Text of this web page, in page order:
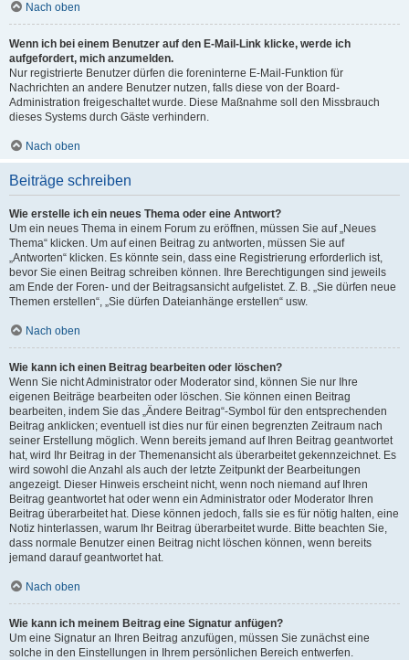
Nach oben
Wenn ich bei einem Benutzer auf den E-Mail-Link klicke, werde ich
aufgefordert, mich anzumelden.
Nur registrierte Benutzer dürfen die foreninterne E-Mail-Funktion für
Nachrichten an andere Benutzer nutzen, falls diese von der Board-
Administration freigeschaltet wurde. Diese Maßnahme soll den Missbrauch
dieses Systems durch Gäste verhindern.
Nach oben
Beiträge schreiben
Wie erstelle ich ein neues Thema oder eine Antwort?
Um ein neues Thema in einem Forum zu eröffnen, müssen Sie auf „Neues
Thema“ klicken. Um auf einen Beitrag zu antworten, müssen Sie auf
„Antworten“ klicken. Es könnte sein, dass eine Registrierung erforderlich ist,
bevor Sie einen Beitrag schreiben können. Ihre Berechtigungen sind jeweils
am Ende der Foren- und der Beitragsansicht aufgelistet. Z. B. „Sie dürfen neue
Themen erstellen“, „Sie dürfen Dateianhänge erstellen“ usw.
Nach oben
Wie kann ich einen Beitrag bearbeiten oder löschen?
Wenn Sie nicht Administrator oder Moderator sind, können Sie nur Ihre
eigenen Beiträge bearbeiten oder löschen. Sie können einen Beitrag
bearbeiten, indem Sie das „Ändere Beitrag“-Symbol für den entsprechenden
Beitrag anklicken; eventuell ist dies nur für einen begrenzten Zeitraum nach
seiner Erstellung möglich. Wenn bereits jemand auf Ihren Beitrag geantwortet
hat, wird Ihr Beitrag in der Themenansicht als überarbeitet gekennzeichnet. Es
wird sowohl die Anzahl als auch der letzte Zeitpunkt der Bearbeitungen
angezeigt. Dieser Hinweis erscheint nicht, wenn noch niemand auf Ihren
Beitrag geantwortet hat oder wenn ein Administrator oder Moderator Ihren
Beitrag überarbeitet hat. Diese können jedoch, falls sie es für nötig halten, eine
Notiz hinterlassen, warum Ihr Beitrag überarbeitet wurde. Bitte beachten Sie,
dass normale Benutzer einen Beitrag nicht löschen können, wenn bereits
jemand darauf geantwortet hat.
Nach oben
Wie kann ich meinem Beitrag eine Signatur anfügen?
Um eine Signatur an Ihren Beitrag anzufügen, müssen Sie zunächst eine
solche in den Einstellungen in Ihrem persönlichen Bereich entwerfen.